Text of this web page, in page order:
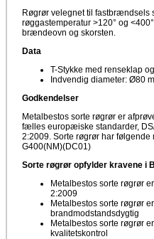
Røgrør velegnet til fastbrændsels
røggastemperatur >120° og
brændeovn og skorsten.
Data
T-Stykke med renseklap
Indvendig diameter: Ø80
Godkendelser
Metalbestos sorte røgrør er
fælles europæiske standarder,
2:2009. Sorte røgrør har
G400(NM)(DC01)
Sorte røgrør opfylder kravene i
Metalbestos sorte røgrør
2:2009
Metalbestos sorte røgrør
brandmodstandsdygtig
Metalbestos sorte røgrør
kvalitetskontrol